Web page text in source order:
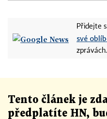
Přidejte
své
zprávách.
Tento článek je
předplatíte HN,